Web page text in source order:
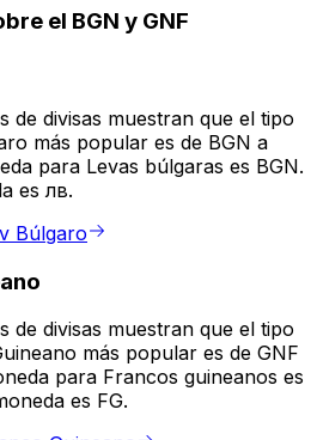
el BGN y GNF
de divisas muestran que el tipo
más popular es de BGN a
para Levas búlgaras es BGN.
es лв.
Búlgaro
de divisas muestran que el tipo
más popular es de GNF
para Francos guineanos es
es FG.